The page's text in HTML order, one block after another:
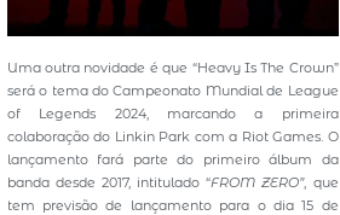
Uma outra novidade é que “Heavy Is The Crown”
será o tema do Campeonato Mundial de League
of Legends 2024, marcando a primeira
colaboração do Linkin Park com a Riot Games. O
lançamento fará parte do primeiro álbum da
banda desde 2017, intitulado “FROM ZERO”, que
tem previsão de lançamento para o dia 15 de